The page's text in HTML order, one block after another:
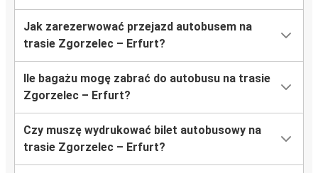
Jak zarezerwować przejazd autobusem na
trasie Zgorzelec – Erfurt?
Ile bagażu mogę zabrać do autobusu na trasie
Zgorzelec – Erfurt?
Czy muszę wydrukować bilet autobusowy na
trasie Zgorzelec – Erfurt?